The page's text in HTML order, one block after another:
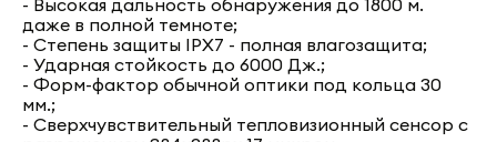
- Высокая дальность обнаружения до 1800 м.
даже в полной темноте;
- Степень защиты IPX7 - полная влагозащита;
- Ударная стойкость до 6000 Дж.;
- Форм-фактор обычной оптики под кольца 30
мм.;
- Сверхчувствительный тепловизионный сенсор с